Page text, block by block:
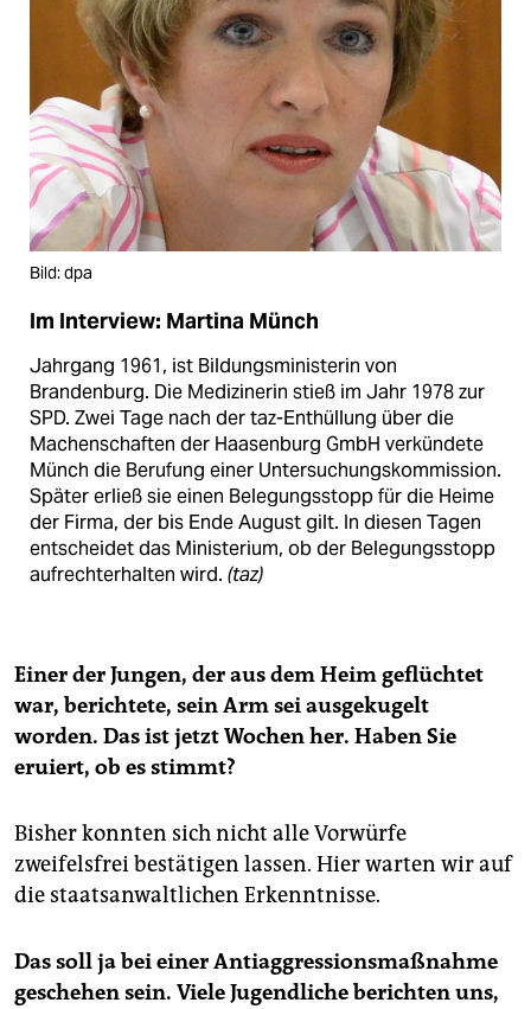
Bild: dpa
Im Interview: Martina Münch
Jahrgang 1961, ist Bildungsministerin von
Brandenburg. Die Medizinerin stieß im Jahr 1978 zur
SPD. Zwei Tage nach der taz-Enthüllung über die
Machenschaften der Haasenburg GmbH verkündete
Münch die Berufung einer Untersuchungskommission.
Später erließ sie einen Belegungsstopp für die Heime
der Firma, der bis Ende August gilt. In diesen Tagen
entscheidet das Ministerium, ob der Belegungsstopp
aufrechterhalten wird. (taz)
Einer der Jungen, der aus dem Heim geflüchtet
war, berichtete, sein Arm sei ausgekugelt
worden. Das ist jetzt Wochen her. Haben Sie
eruiert, ob es stimmt?
Bisher konnten sich nicht alle Vorwürfe
zweifelsfrei bestätigen lassen. Hier warten wir auf
die staatsanwaltlichen Erkenntnisse.
Das soll ja bei einer Antiaggressionsmaßnahme
geschehen sein. Viele Jugendliche berichten uns,